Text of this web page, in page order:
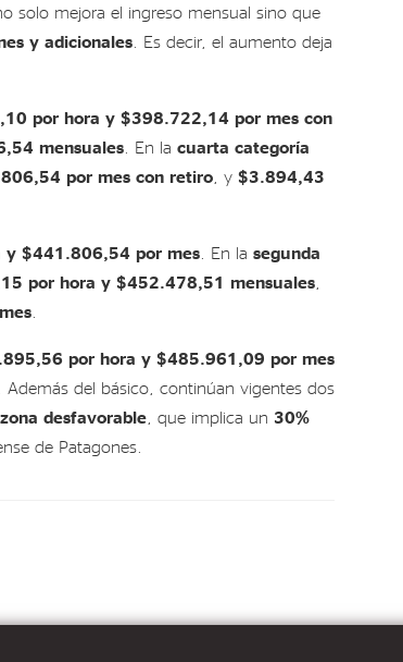
solo mejora el ingreso mensual sino que
y adicionales . Es decir, el aumento deja
por hora y $398.722,14 por mes con
mensuales . En la cuarta categoría
por mes con retiro , y $3.894,43
$441.806,54 por mes . En la segunda
por hora y $452.478,51 mensuales
por hora y $485.961,09 por mes
. Además del básico, continúan vigentes dos
zona desfavorable , que implica un 30%
de Patagones.